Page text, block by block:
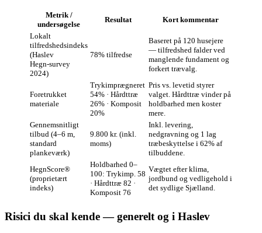
Metrik /
undersøgelse
Resultat
Kort kommentar
Lokalt
tilfredshedsindeks
(Haslev
Hegn‑survey
2024)
78% tilfredse
Baseret på 120 husejere
— tilfredshed falder ved
manglende fundament og
forkert trævalg.
Foretrukket
materiale
Trykimprægneret
54% · Hårdttræ
26% · Komposit
20%
Pris vs. levetid styrer
valget. Hårdttræ vinder på
holdbarhed men koster
mere.
Gennemsnitligt
tilbud (4–6 m,
standard
plankeværk)
9.800 kr. (inkl.
moms)
Inkl. levering,
nedgravning og 1 lag
træbeskyttelse i 62% af
tilbuddene.
HegnScore®
(proprietært
indeks)
Holdbarhed 0–
100: Trykimp. 58
· Hårdttræ 82 ·
Komposit 76
Vægtet efter klima,
jordbund og vedligehold i
det sydlige Sjælland.
Risici du skal kende — generelt og i Haslev